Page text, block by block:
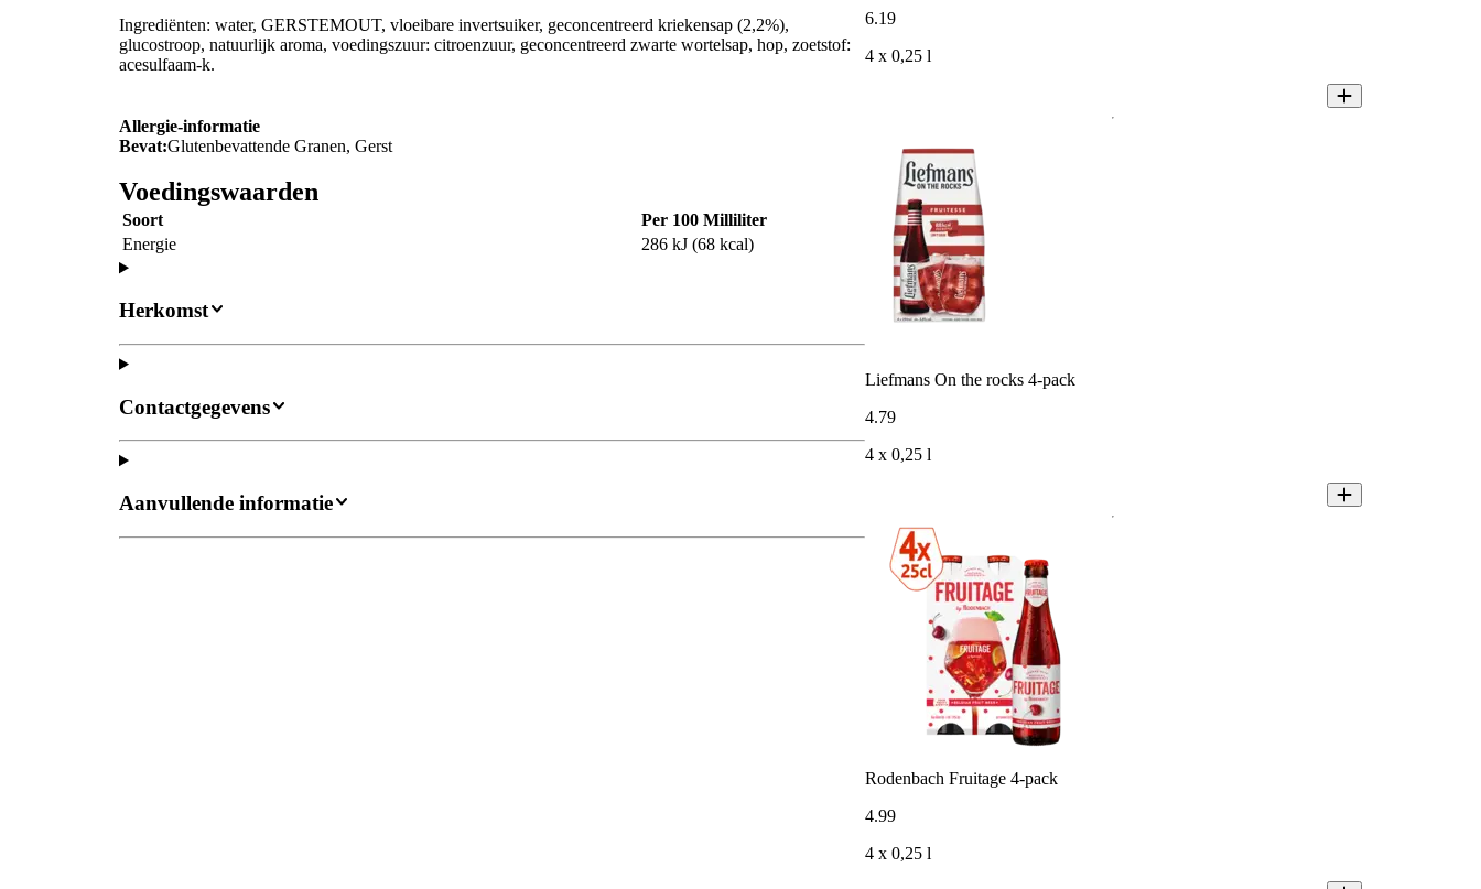
Ingrediënten: water, GERSTEMOUT, vloeibare invertsuiker, geconcentreerd kriekensap (2,2%),
glucostroop, natuurlijk aroma, voedingszuur: citroenzuur, geconcentreerd zwarte wortelsap, hop, zoetstof:
acesulfaam-k.
Allergie-informatie
Bevat:Glutenbevattende Granen, Gerst
Voedingswaarden
Soort
Per 100 Milliliter
Energie
286 kJ (68 kcal)
Herkomst
Contactgegevens
Aanvullende informatie
6.19
4 x 0,25 l
Liefmans On the rocks 4-pack
4.79
4 x 0,25 l
Rodenbach Fruitage 4-pack
4.99
4 x 0,25 l